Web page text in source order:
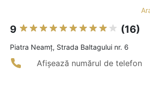
9 (16)
Piatra Neamţ, Strada Baltagului nr. 6
Afișează numărul de telefon